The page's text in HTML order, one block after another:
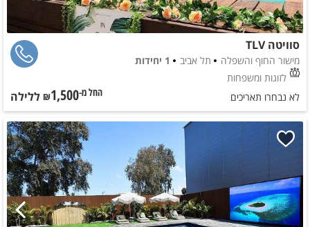
סוויטה TLV
מישור החוף והשפלה תל אביב
1 יחידות
לזוגות ומשפחות
לא נבחרו תאריכים
החל מ-₪1,500 ללילה